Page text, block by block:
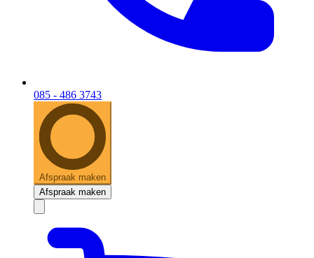
085 - 486 3743
Afspraak maken
Afspraak maken